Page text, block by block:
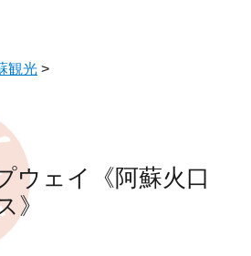
観光 >
ウェイ《阿蘇火口
》